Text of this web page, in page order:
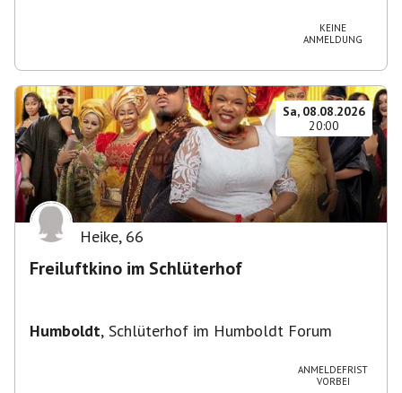
KEINE
ANMELDUNG
Sa, 08.08.2026
20:00
Heike, 66
Freiluftkino im Schlüterhof
Humboldt, Schlüterhof im Humboldt Forum
ANMELDEFRIST
VORBEI